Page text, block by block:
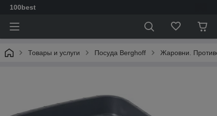
100best
Товары и услуги Посуда Berghoff Жаровни.